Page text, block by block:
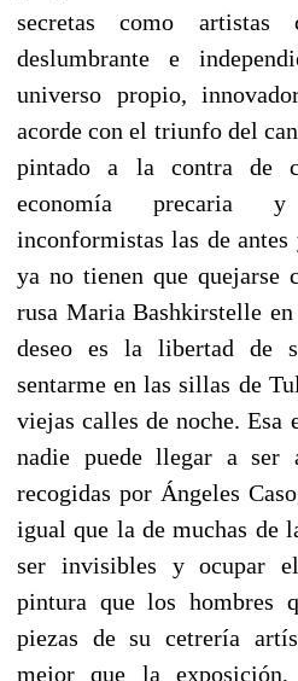
secretas como artistas
deslumbrante e
universo propio,
acorde con el triunfo del
pintado a la contra de
economía precaria
inconformistas las de
ya no tienen que quejarse
rusa Maria Bashkirstelle
deseo es la libertad de
sentarme en las sillas de
viejas calles de noche. Esa
nadie puede llegar a ser
recogidas por Ángeles
igual que la de muchas de
ser invisibles y ocupar
pintura que los hombres
piezas de su cetrería
mejor que la